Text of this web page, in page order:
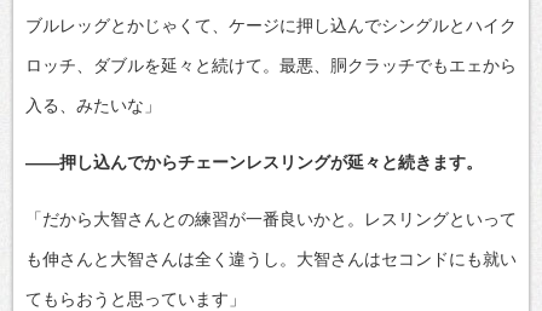
ブルレッグとかじゃくて、ケージに押し込んでシングルとハイク
ロッチ、ダブルを延々と続けて。最悪、胴クラッチでもエェから
入る、みたいな」
――押し込んでからチェーンレスリングが延々と続きます。
「だから大智さんとの練習が一番良いかと。レスリングといって
も伸さんと大智さんは全く違うし。大智さんはセコンドにも就い
てもらおうと思っています」